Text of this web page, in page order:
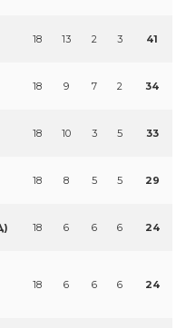
18 13 2 3 41
18 9 7 2 34
18 10 3 5 33
18 8 5 5 29
18 6 6 6 24
18 6 6 6 24